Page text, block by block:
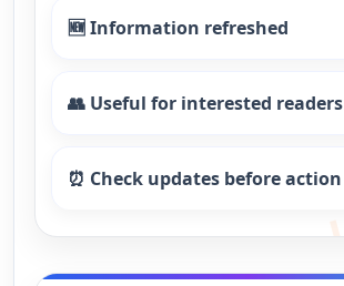
🆕 Information refreshed
👥 Useful for interested readers
⏰ Check updates before action